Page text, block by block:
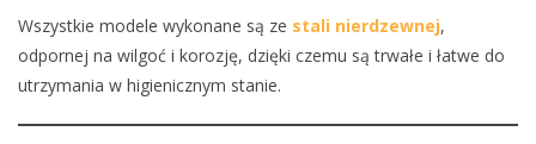
Wszystkie modele wykonane są ze stali nierdzewnej,
odpornej na wilgoć i korozję, dzięki czemu są trwałe i łatwe do
utrzymania w higienicznym stanie.